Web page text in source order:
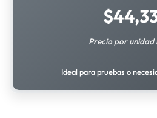
$
Precio por unidad
Ideal para pruebas o